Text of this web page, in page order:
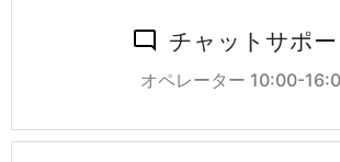
チャットサポー
オペレーター 10:00-